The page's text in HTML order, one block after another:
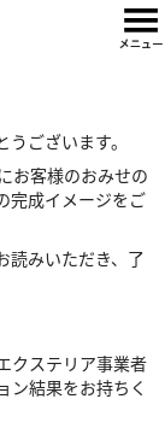
ございます。
お客様のおみせの
完成イメージをご
読みいただき、了
クステリア事業者
ン結果をお持ちく